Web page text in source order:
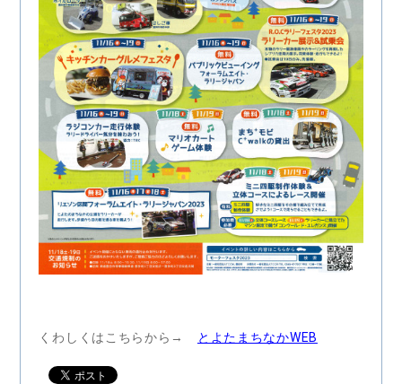
くわしくはこちらから→ とよたまちなかWEB